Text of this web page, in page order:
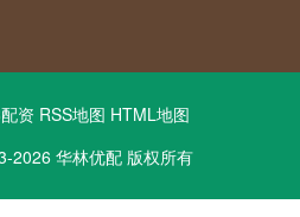
资 RSS地图 HTML地图
2026 华林优配 版权所有